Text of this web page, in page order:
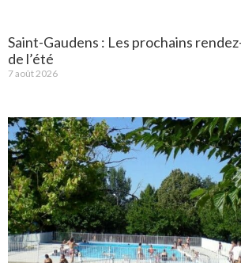
Saint-Gaudens : Les prochains
de l’été
7 août 2026